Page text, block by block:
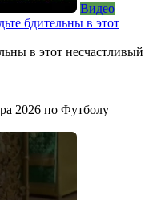
Видео
бдительны в этот
в этот несчастливый
2026 по Футболу